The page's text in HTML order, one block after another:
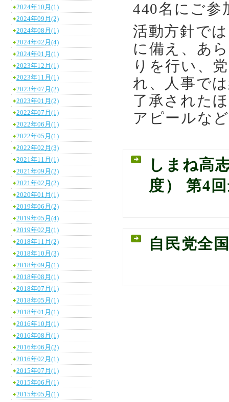
440名にご参
活動方針で
に備え、あ
りを行い、
れ、人事で
了承された
アピールな
しまね高
度） 第4
自民党全
2024年10月(1)
2024年09月(2)
2024年08月(1)
2024年02月(4)
2024年01月(1)
2023年12月(1)
2023年11月(1)
2023年07月(2)
2023年01月(2)
2022年07月(1)
2022年06月(1)
2022年05月(1)
2022年02月(3)
2021年11月(1)
2021年09月(2)
2021年02月(2)
2020年01月(1)
2019年06月(2)
2019年05月(4)
2019年02月(1)
2018年11月(2)
2018年10月(3)
2018年09月(1)
2018年08月(1)
2018年07月(1)
2018年05月(1)
2018年01月(1)
2016年10月(1)
2016年08月(1)
2016年06月(2)
2016年02月(1)
2015年07月(1)
2015年06月(1)
2015年05月(1)